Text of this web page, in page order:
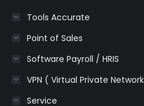
Tools Accurate
Point of Sales
Software Payroll / HRIS
VPN ( Virtual Private
Service